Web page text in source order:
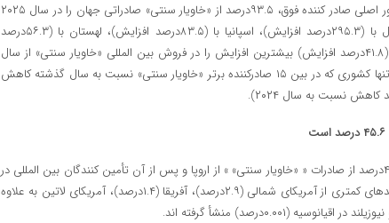
به این ترتیب از نظر ارزش، ۱۵ کشور اصلی صادر کننده فوق، ۹۳.۵درصد از «خاویار سنتی» صادراتی جهان را در سال ۲۰۲۵
تأمین کردند. در شرایطی که پرتغال با (۲۹۵.۳درصد افزایش)، اسپانیا با (۸۳.۵درصد افزایش)، لهستان با (۵۶.۳درصد
افزایش) و ایالات متحده آمریکا با (۴۱.۸درصد افزایش) بیشترین افزایش را در فروش بین‌ المللی «خاویار سنتی» از سال
۲۰۲۴ تا ۲۰۲۵ داشتند. از آن طرف تنها کشوری که در بین ۱۵ صادرکننده برتر «خاویار سنتی» نسبت به سال گذشته کاهش
از سوی دیگر از دیدگاه قاره‌ ای، ۴۹.۲درصد از صادرات « «خاویار سنتی» » از اروپا و پس از آن تأمین‌ کنندگان بین‌ المللی در
آسیا (۴۵.۶درصد) قرار داشتند. درصدهای کمتری از آمریکای شمالی (۲.۹درصد)، آفریقا (۱.۴درصد)، آمریکای لاتین به علاوه